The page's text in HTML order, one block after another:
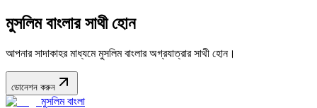
মুসলিম বাংলার সাথী হোন
আপনার সাদাকাহর মাধ্যমে মুসলিম বাংলার অগ্রযাত্রার সাথী হোন।
ডোনেশন করুন
মুসলিম বাংলা